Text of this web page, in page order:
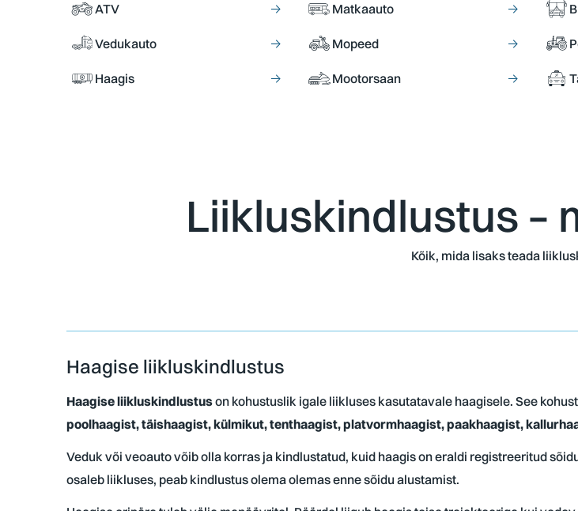
ATV → Matkaauto →
Vedukauto → Mopeed →
Haagis → Mootorsaan →
Liikluskindlustus –
Kõik, mida lisaks teada
Haagise liikluskindlustus
Haagise liikluskindlustuson kohustuslik igale liikluses kasutatavale haagisele. See
poolhaagist, täishaagist, külmikut, tenthaagist, platvormhaagist, paakhaagist,
Veduk või veoauto võib olla korras ja kindlustatud, kuid haagis on eraldi registreeritud
osaleb liikluses, peab kindlustus olema olemas enne sõidu alustamist.